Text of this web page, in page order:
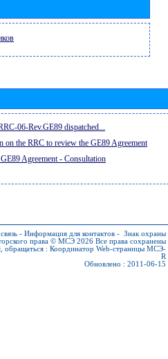
06-Rev.GE89 dispatched...
on the RRC to review the GE89 Agreement
Agreement - Consultation
- Информация для контактов - Знак охраны
права © МСЭ 2026 Все права сохранены
обращаться : Координатор Web-страницы МСЭ-
R
Обновлено : 2011-06-15